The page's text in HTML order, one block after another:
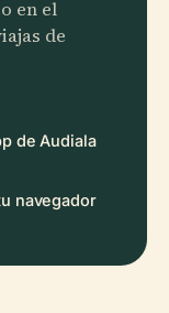
en el
de
de Audiala
navegador